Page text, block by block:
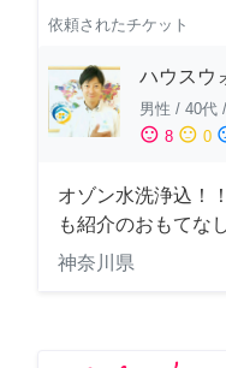
依頼されたチケット
ハウスウ
男性 / 40代 /
sentiment_satisfied 8 sentiment_neutral 0
オゾン水洗浄込！
も紹介のおもてな
神奈川県